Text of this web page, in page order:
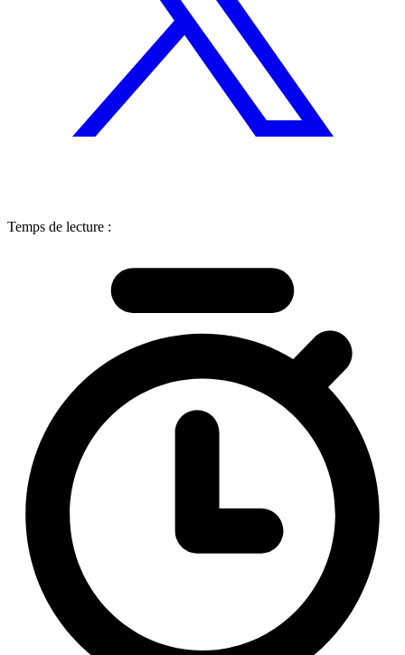
Temps de lecture :